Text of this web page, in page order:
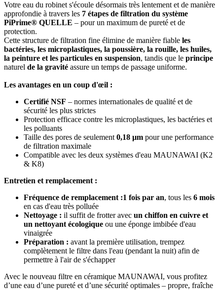
Votre eau du robinet s'écoule désormais très lentement et de manière
approfondie à travers les 7 étapes de filtration du système
PiPrime® QUELLE – pour un maximum de pureté et de
protection.
Cette structure de filtration fine élimine de manière fiable les
bactéries, les microplastiques, la poussière, la rouille, les huiles,
la peinture et les particules en suspension, tandis que le principe
naturel de la gravité assure un temps de passage uniforme.
Les avantages en un coup d'œil :
Certifié NSF – normes internationales de qualité et de
sécurité les plus strictes
Protection efficace contre les microplastiques, les bactéries et
les polluants
Taille des pores de seulement 0,18 µm pour une performance
de filtration maximale
Compatible avec les deux systèmes d'eau MAUNAWAI (K2
& K8)
Entretien et remplacement :
Fréquence de remplacement :1 fois par an, tous les 6 mois
en cas d'eau très polluée
Nettoyage : il suffit de frotter avec un chiffon en cuivre et
un nettoyant écologique ou une éponge imbibée d'eau
vinaigrée
Préparation : avant la première utilisation, trempez
complètement le filtre dans l'eau (pendant la nuit) afin de
permettre à l'air de s'échapper
Avec le nouveau filtre en céramique MAUNAWAI, vous profitez
d’une eau d’une pureté et d’une sécurité optimales – propre, fraîche